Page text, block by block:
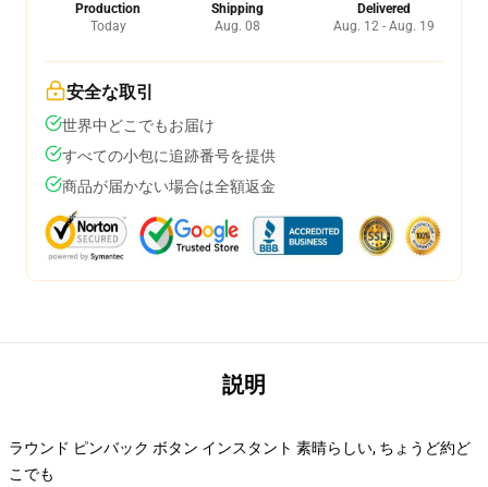
Production
Today
Shipping
Aug. 08
Delivered
Aug. 12 - Aug. 19
安全な取引
世界中どこでもお届け
すべての小包に追跡番号を提供
商品が届かない場合は全額返金
説明
ラウンド ピンバック ボタン インスタント 素晴らしい, ちょうど約ど
こでも